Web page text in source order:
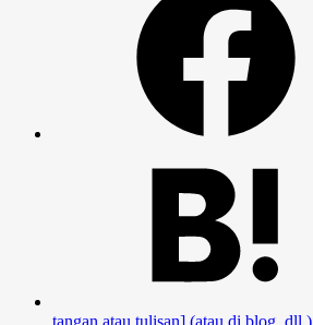
tangan atau tulisan] (atau di blog, dll.)